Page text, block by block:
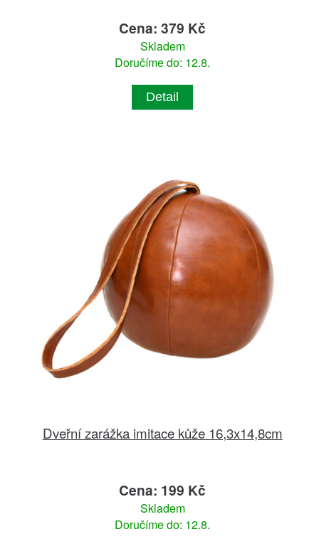
Cena: 379 Kč
Skladem
Doručíme do: 12.8.
Detail
Dveřní zarážka imitace kůže 16,3x14,8cm
Cena: 199 Kč
Skladem
Doručíme do: 12.8.